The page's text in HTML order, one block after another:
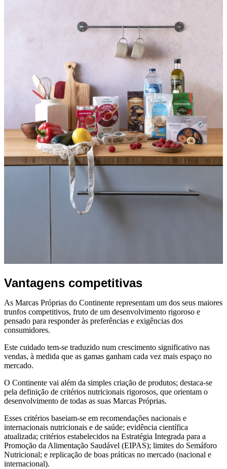
Vantagens competitivas
As Marcas Próprias do Continente representam um dos seus maiores
trunfos competitivos, fruto de um desenvolvimento rigoroso e
pensado para responder às preferências e exigências dos
consumidores.
Este cuidado tem-se traduzido num crescimento significativo nas
vendas, à medida que as gamas ganham cada vez mais espaço no
mercado.
O Continente vai além da simples criação de produtos; destaca-se
pela definição de critérios nutricionais rigorosos, que orientam o
desenvolvimento de todas as suas Marcas Próprias.
Esses critérios baseiam-se em recomendações nacionais e
internacionais nutricionais e de saúde; evidência científica
atualizada; critérios estabelecidos na Estratégia Integrada para a
Promoção da Alimentação Saudável (EIPAS); limites do Semáforo
Nutricional; e replicação de boas práticas no mercado (nacional e
internacional).